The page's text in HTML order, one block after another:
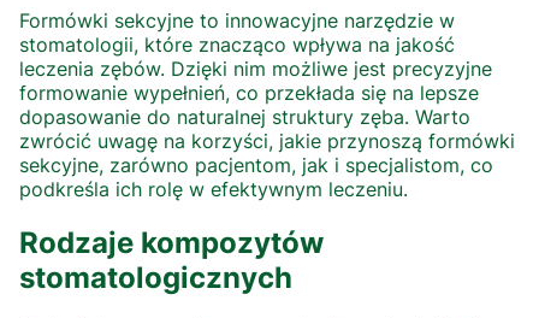
Formówki sekcyjne to innowacyjne narzędzie w
stomatologii, które znacząco wpływa na jakość
leczenia zębów. Dzięki nim możliwe jest precyzyjne
formowanie wypełnień, co przekłada się na lepsze
dopasowanie do naturalnej struktury zęba. Warto
zwrócić uwagę na korzyści, jakie przynoszą formówki
sekcyjne, zarówno pacjentom, jak i specjalistom, co
podkreśla ich rolę w efektywnym leczeniu.
Rodzaje kompozytów
stomatologicznych